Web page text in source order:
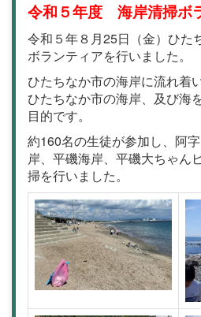
令和５年度 海岸清掃ボ
令和５年８月25日（金）ひた
ボランティアを行いました。
ひたちなか市の海岸に流れ着
ひたちなか市の海岸、及び海
目的です。
約160名の生徒が参加し、阿
岸、平磯海岸、平磯大ちゃん
掃を行いました。